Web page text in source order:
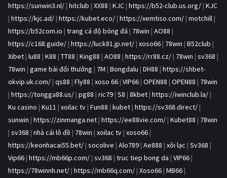
https://sunwin3.nl/ | hitclub | XX88 | KJC | https://b52-club.us.org/ | KJC
| https://kjc.ad/ | https://kubet.eco/ | https://xemtiso.com/ | motchill |
https://b52com.io | trang cá độ bóng đá | 78win | AO88 |
https://c168.guide/ | https://luck81.jp.net/ | xoso66 | 78win | B52club |
Xibet | lu88 | K88 | TT88 | King88 | AO88 | https://rr88.cz/ | 78win | sv368 |
78win | game bài đổi thưởng | 7M | Bongdalu | DH88 | https://shbet-
okvip.uk.com/ | qs88 | Fly88 | xoso 66 | VIP66 | OPEN88 | OPEN88 | 78win
| https://tongga88.us/ | pg88 | ric79 | S8 | 8kbet | https://iwinclub.la/ |
Ku casino | Ku11 | xoilac tv | Fun88 | kubet | https://sv368.direct/ |
sunwin | https://zinmanga.net | https://ee88vie.com/ | Kubet88 | 78win
| sv368 | nhà cái lô đề | 78win | xoilac tv | xoso66 |
https://keonhacai55.bet/ | socolive | Alo789 | Ae888 | xôi lạc | Sv368 |
Vip66 | https://mb66p.com/ | sv368 | truc tiep bong da | VIP66 |
https://78winnh.net/ | https://mb66q.com/ | Xoso66 | MB66 |